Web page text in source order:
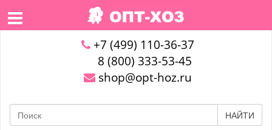
+7 (499) 110-36-37
8 (800) 333-53-45
shop@opt-hoz.ru
НАЙТИ